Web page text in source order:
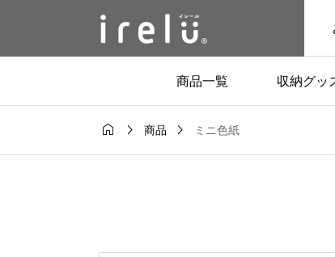
商品一覧 収納グッ
  商品  ミニ色紙